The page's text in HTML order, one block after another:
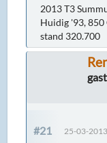
2013 T3
Huidig '93, 850
stand 320.700
gast
#21 25-03-